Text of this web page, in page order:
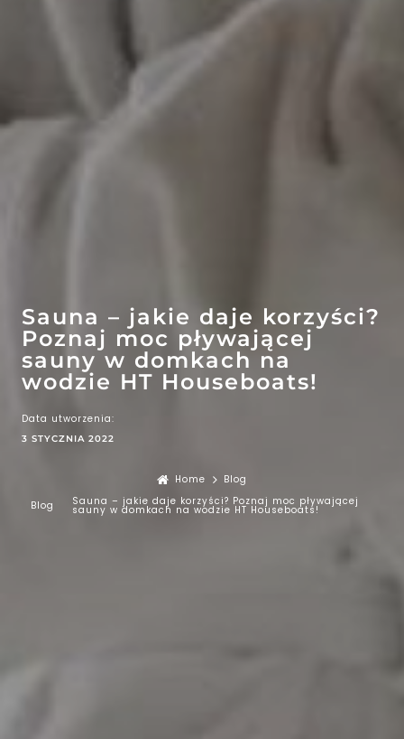
Sauna – jakie daje korzyści?
Poznaj moc pływającej
sauny w domkach na
wodzie HT Houseboats!
3 STYCZNIA 2022
Data utworzenia:
Home
Blog
Blog
Sauna – jakie daje korzyści? Poznaj moc pływającej
sauny w domkach na wodzie HT Houseboats!